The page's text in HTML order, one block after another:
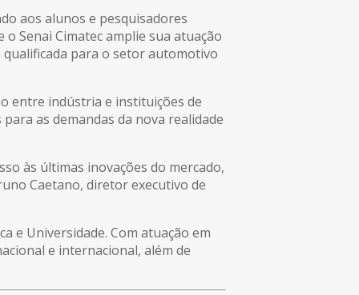
aos alunos e pesquisadores
Senai Cimatec amplie sua atuação
para o setor automotivo
entre indústria e instituições de
as demandas da nova realidade
às últimas inovações do mercado,
Caetano, diretor executivo de
e Universidade. Com atuação em
e internacional, além de